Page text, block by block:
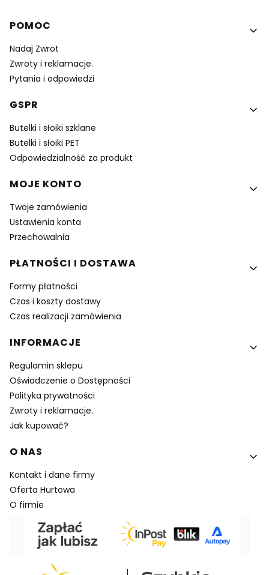
Linki w stopce
POMOC
Nadaj Zwrot
Zwroty i reklamacje.
Pytania i odpowiedzi
GSPR
Butelki i słoiki szklane
Butelki i słoiki PET
Odpowiedzialność za produkt
MOJE KONTO
Twoje zamówienia
Ustawienia konta
Przechowalnia
PŁATNOŚCI I DOSTAWA
Formy płatności
Czas i koszty dostawy
Czas realizacji zamówienia
INFORMACJE
Regulamin sklepu
Oświadczenie o Dostępności
Polityka prywatności
Zwroty i reklamacje.
Jak kupować?
O NAS
Kontakt i dane firmy
Oferta Hurtowa
O firmie